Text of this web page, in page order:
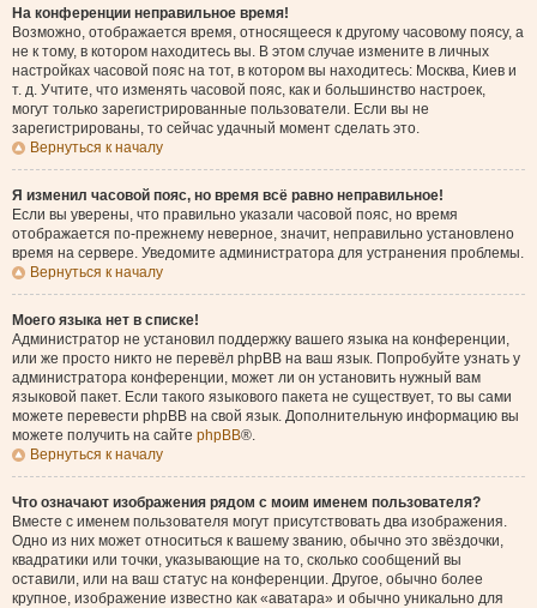
На конференции неправильное время!
Возможно, отображается время, относящееся к другому часовому поясу, а
не к тому, в котором находитесь вы. В этом случае измените в личных
настройках часовой пояс на тот, в котором вы находитесь: Москва, Киев и
т. д. Учтите, что изменять часовой пояс, как и большинство настроек,
могут только зарегистрированные пользователи. Если вы не
зарегистрированы, то сейчас удачный момент сделать это.
Вернуться к началу
Я изменил часовой пояс, но время всё равно неправильное!
Если вы уверены, что правильно указали часовой пояс, но время
отображается по-прежнему неверное, значит, неправильно установлено
время на сервере. Уведомите администратора для устранения проблемы.
Вернуться к началу
Моего языка нет в списке!
Администратор не установил поддержку вашего языка на конференции,
или же просто никто не перевёл phpBB на ваш язык. Попробуйте узнать у
администратора конференции, может ли он установить нужный вам
языковой пакет. Если такого языкового пакета не существует, то вы сами
можете перевести phpBB на свой язык. Дополнительную информацию вы
можете получить на сайте phpBB®.
Вернуться к началу
Что означают изображения рядом с моим именем пользователя?
Вместе с именем пользователя могут присутствовать два изображения.
Одно из них может относиться к вашему званию, обычно это звёздочки,
квадратики или точки, указывающие на то, сколько сообщений вы
оставили, или на ваш статус на конференции. Другое, обычно более
крупное, изображение известно как «аватара» и обычно уникально для